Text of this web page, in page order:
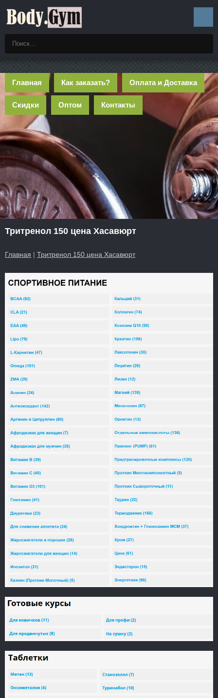
Главная Как заказать? Оплата и Доставка
Скидки Оптом Контакты
Тритренол 150 цена Хасавюрт
Главная | Тритренол 150 цена Хасавюрт